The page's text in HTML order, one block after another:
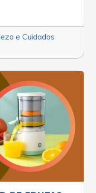
e Cuidados